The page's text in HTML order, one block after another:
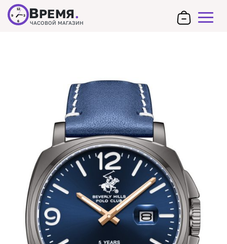
12
3
6
9 ВРЕМЯ.
ЧАСОВОЙ МАГАЗИН